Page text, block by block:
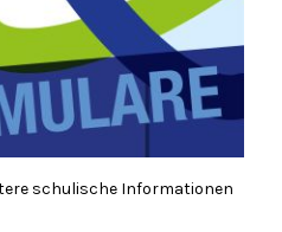
schulische Informationen